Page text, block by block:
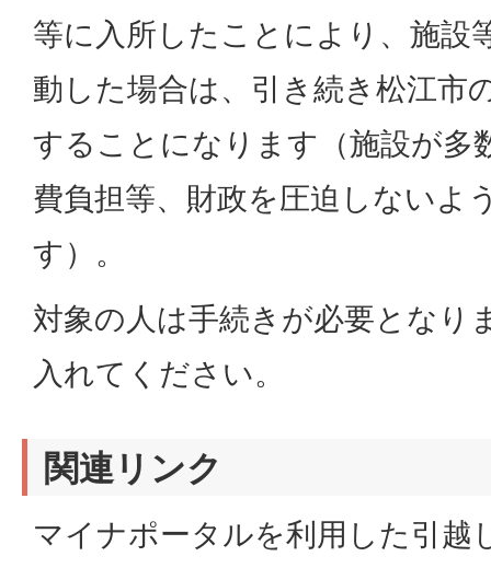
等に入所したことにより、施設
動した場合は、引き続き松江市
することになります（施設が多
費負担等、財政を圧迫しないよ
す）。
対象の人は手続きが必要となり
入れてください。
関連リンク
マイナポータルを利用した引越